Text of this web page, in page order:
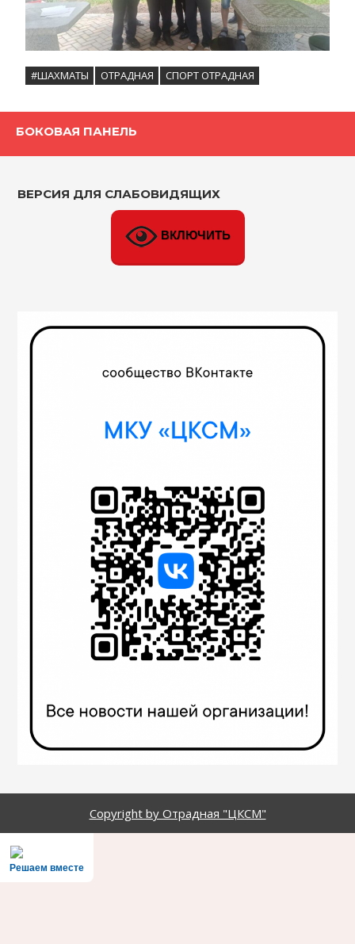
#ШАХМАТЫ ОТРАДНАЯ СПОРТ ОТРАДНАЯ
БОКОВАЯ ПАНЕЛЬ
ВЕРСИЯ ДЛЯ СЛАБОВИДЯЩИХ
ВКЛЮЧИТЬ
Copyright by Отрадная "ЦКСМ"
Решаем вместе